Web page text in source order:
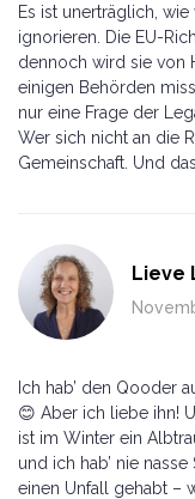
Es ist unerträglich,
ignorieren. Die EU-
dennoch wird sie von
einigen Behörden
nur eine Frage der
Wer sich nicht an die
Gemeinschaft. Und
Lieve
Ich hab’ den Qooder
😊 Aber ich liebe ihn!
ist im Winter ein
und ich hab’ nie
einen Unfall gehabt –